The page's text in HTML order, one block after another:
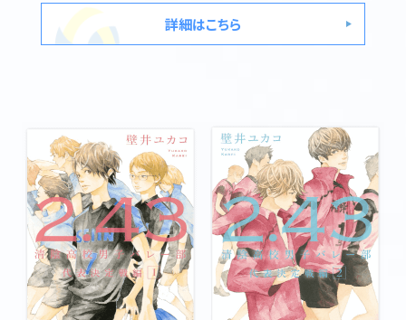
詳細はこちら